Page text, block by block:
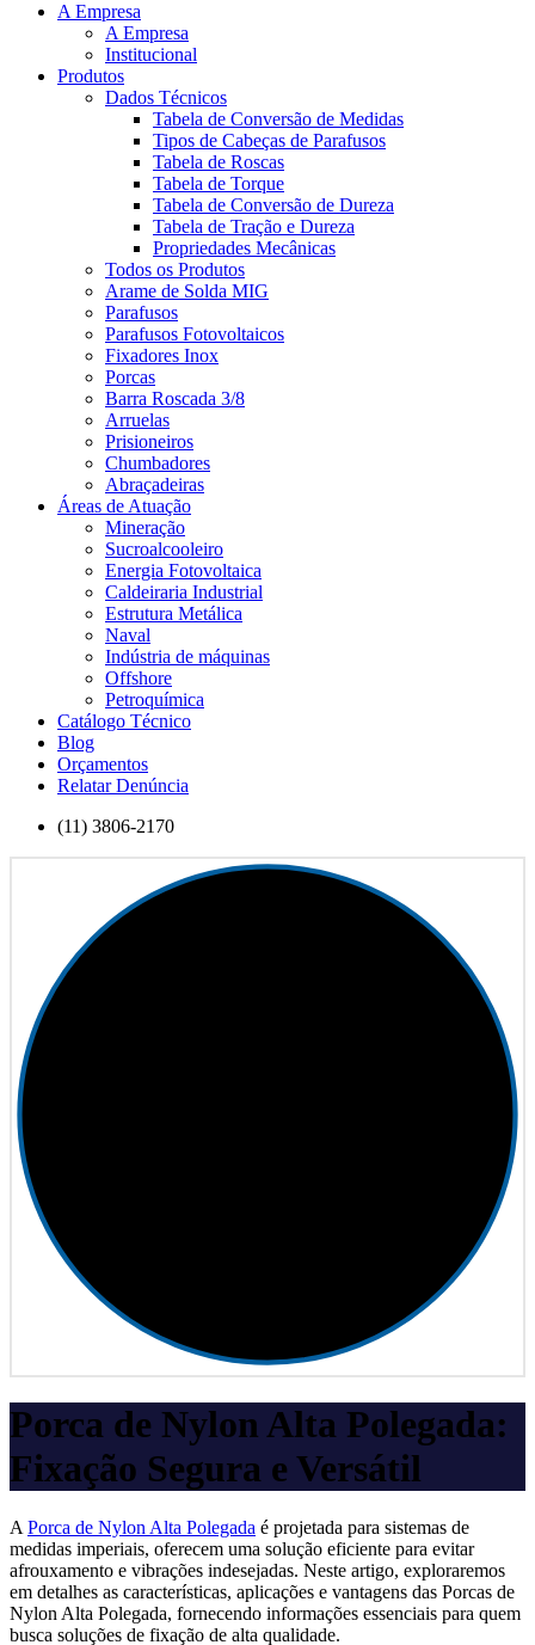
A Empresa
A Empresa
Institucional
Produtos
Dados Técnicos
Tabela de Conversão de Medidas
Tipos de Cabeças de Parafusos
Tabela de Roscas
Tabela de Torque
Tabela de Conversão de Dureza
Tabela de Tração e Dureza
Propriedades Mecânicas
Todos os Produtos
Arame de Solda MIG
Parafusos
Parafusos Fotovoltaicos
Fixadores Inox
Porcas
Barra Roscada 3/8
Arruelas
Prisioneiros
Chumbadores
Abraçadeiras
Áreas de Atuação
Mineração
Sucroalcooleiro
Energia Fotovoltaica
Caldeiraria Industrial
Estrutura Metálica
Naval
Indústria de máquinas
Offshore
Petroquímica
Catálogo Técnico
Blog
Orçamentos
Relatar Denúncia
(11) 3806-2170
Porca de Nylon Alta Polegada:
Fixação Segura e Versátil
A Porca de Nylon Alta Polegada é projetada para sistemas de
medidas imperiais, oferecem uma solução eficiente para evitar
afrouxamento e vibrações indesejadas. Neste artigo, exploraremos
em detalhes as características, aplicações e vantagens das Porcas de
Nylon Alta Polegada, fornecendo informações essenciais para quem
busca soluções de fixação de alta qualidade.